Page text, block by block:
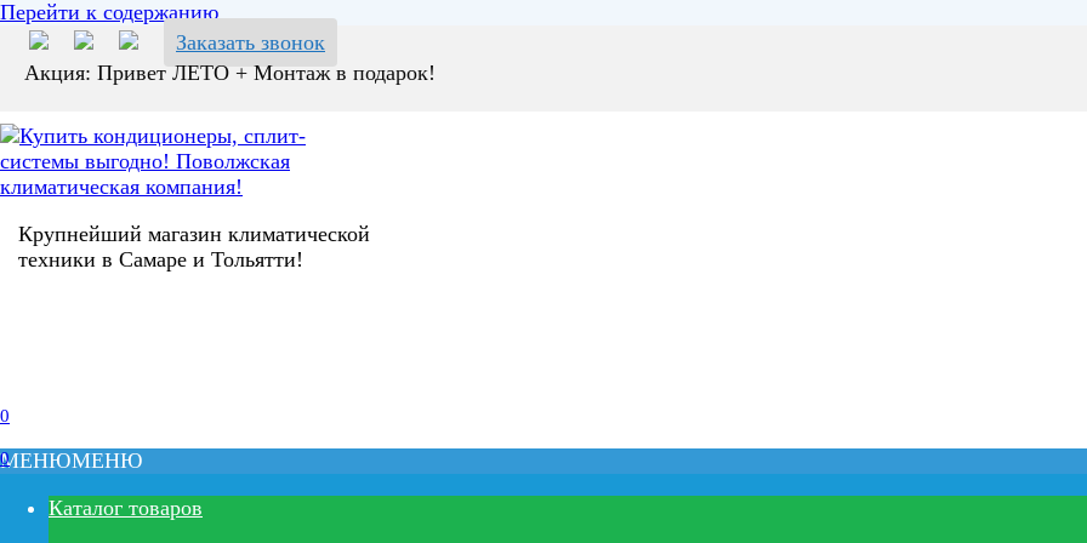
Перейти к содержанию
Заказать звонок
Акция: Привет ЛЕТО + Монтаж в подарок!
Крупнейший магазин климатической
техники в Самаре и Тольятти!
0
0
МЕНЮМЕНЮ
Каталог товаров